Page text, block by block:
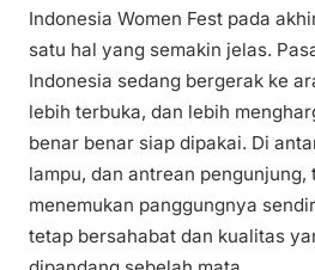
Indonesia Women Fest pada
satu hal yang semakin jelas.
Indonesia sedang bergerak ke
lebih terbuka, dan lebih
benar benar siap dipakai. Di
lampu, dan antrean pengunjung,
menemukan panggungnya
tetap bersahabat dan kualitas